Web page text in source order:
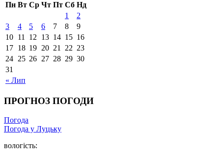
Пн Вт Ср Чт Пт Сб Нд
« Лип
1
2
3
4 5 6 7 8
9
10 11 12 13 14 15 16
17 18 19 20 21 22 23
24 25 26 27 28 29 30
31
ПРОГНОЗ ПОГОДИ
Погода
Погода у Луцьку
вологість: